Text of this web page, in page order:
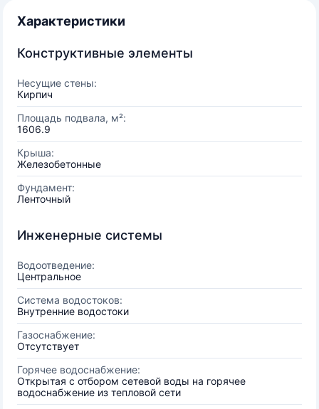
Характеристики
Конструктивные элементы
Несущие стены:
Кирпич
Площадь подвала, м²:
1606.9
Крыша:
Железобетонные
Фундамент:
Ленточный
Инженерные системы
Водоотведение:
Центральное
Система водостоков:
Внутренние водостоки
Газоснабжение:
Отсутствует
Горячее водоснабжение:
Открытая с отбором сетевой воды на горячее
водоснабжение из тепловой сети